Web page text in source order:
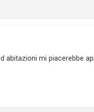
abitazioni mi piacerebbe